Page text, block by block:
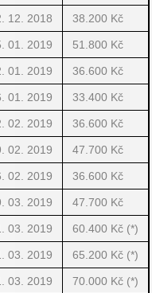
12. 2018 38.200 Kč
01. 2019 51.800 Kč
01. 2019 36.600 Kč
01. 2019 33.400 Kč
02. 2019 36.600 Kč
02. 2019 47.700 Kč
02. 2019 36.600 Kč
03. 2019 47.700 Kč
03. 2019 60.400 Kč (*)
03. 2019 65.200 Kč (*)
03. 2019 70.000 Kč (*)